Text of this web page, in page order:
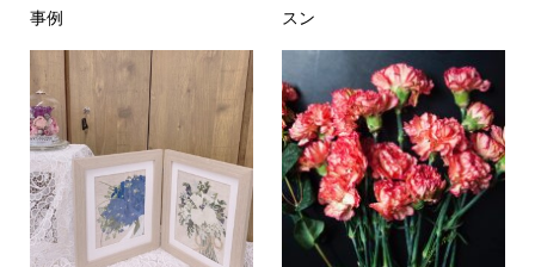
事例
スン